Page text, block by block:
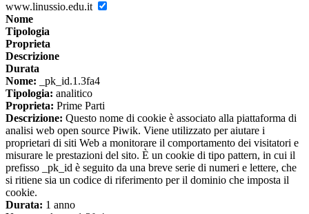
www.linussio.edu.it
Nome
Tipologia
Proprieta
Descrizione
Durata
Nome: _pk_id.1.3fa4
Tipologia: analitico
Proprieta: Prime Parti
Descrizione: Questo nome di cookie è associato alla piattaforma di
analisi web open source Piwik. Viene utilizzato per aiutare i
proprietari di siti Web a monitorare il comportamento dei visitatori e
misurare le prestazioni del sito. È un cookie di tipo pattern, in cui il
prefisso _pk_id è seguito da una breve serie di numeri e lettere, che
si ritiene sia un codice di riferimento per il dominio che imposta il
cookie.
Durata: 1 anno